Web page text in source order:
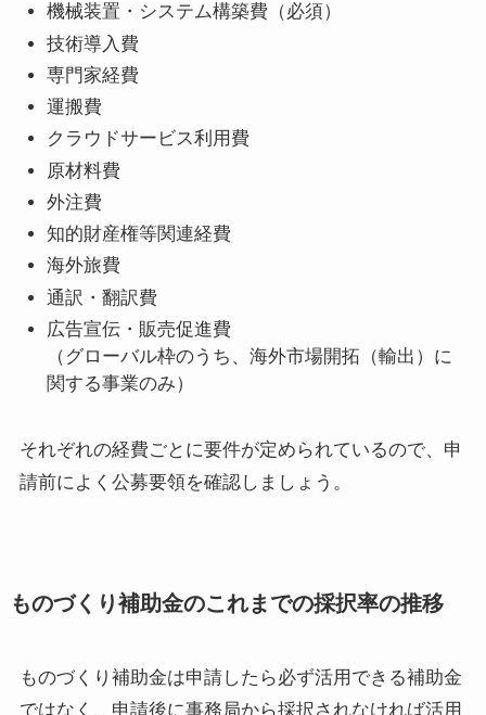
機械装置・システム構築費（必須）
技術導入費
専門家経費
運搬費
クラウドサービス利用費
原材料費
外注費
知的財産権等関連経費
海外旅費
通訳・翻訳費
広告宣伝・販売促進費
（グローバル枠のうち、海外市場開拓（輸出）に
関する事業のみ）
それぞれの経費ごとに要件が定められているので、申
請前によく公募要領を確認しましょう。
ものづくり補助金のこれまでの採択率の推移
ものづくり補助金は申請したら必ず活用できる補助金
ではなく、申請後に事務局から採択されなければ活用